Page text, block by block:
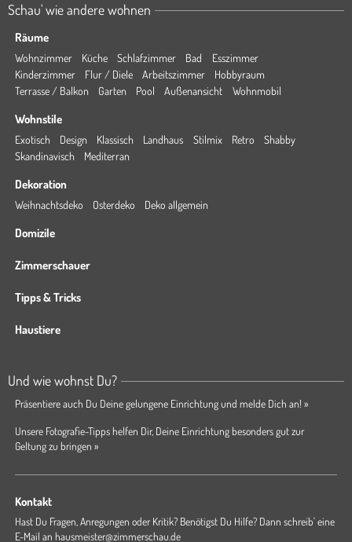
Schau' wie andere wohnen
Räume
Wohnzimmer Küche Schlafzimmer Bad
Esszimmer
Kinderzimmer
Flur / Diele Arbeitszimmer
Hobbyraum
Terrasse / Balkon
Garten Pool Außenansicht Wohnmobil
Wohnstile
Exotisch Design Klassisch Landhaus Stilmix Retro
Shabby
Skandinavisch
Mediterran
Dekoration
Weihnachtsdeko Osterdeko Deko allgemein
Domizile
Zimmerschauer
Tipps & Tricks
Haustiere
Und wie wohnst Du?
Präsentiere auch Du Deine gelungene Einrichtung und melde Dich an! »
Unsere Fotografie-Tipps helfen Dir, Deine Einrichtung besonders gut zur
Geltung zu bringen »
Kontakt
Hast Du Fragen, Anregungen oder Kritik? Benötigst Du Hilfe? Dann schreib' eine
E-Mail an hausmeister@zimmerschau.de